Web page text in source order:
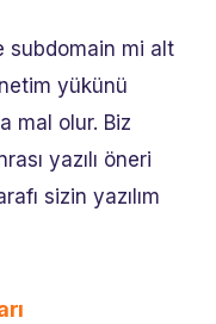
subdomain mi alt
yükünü
mal olur. Biz
yazılı öneri
sizin yazılım